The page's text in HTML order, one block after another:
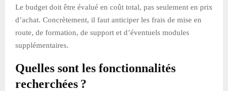
Le budget doit être évalué en coût total, pas seulement en prix
d’achat. Concrètement, il faut anticiper les frais de mise en
route, de formation, de support et d’éventuels modules
supplémentaires.
Quelles sont les fonctionnalités
recherchées ?